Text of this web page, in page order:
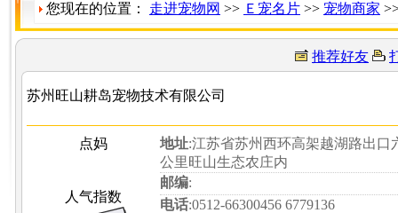
您现在的位置： 走进宠物网 >> Ｅ宠名片 >> 宠物商家
推荐好友
苏州旺山耕岛宠物技术有限公司
点妈
人气指数
地址:江苏省苏州西环高架越湖路出口
公里旺山生态农庄内
邮编:
电话:0512-66300456 6779136